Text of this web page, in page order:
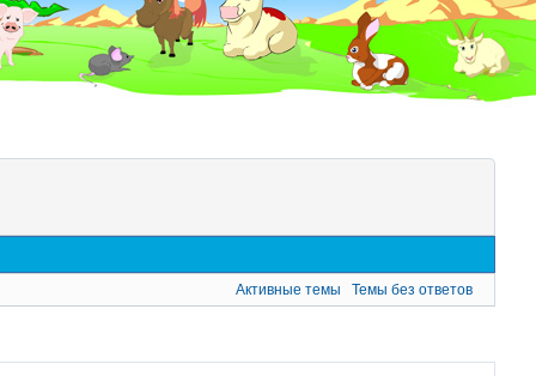
Активные темы Темы без ответов